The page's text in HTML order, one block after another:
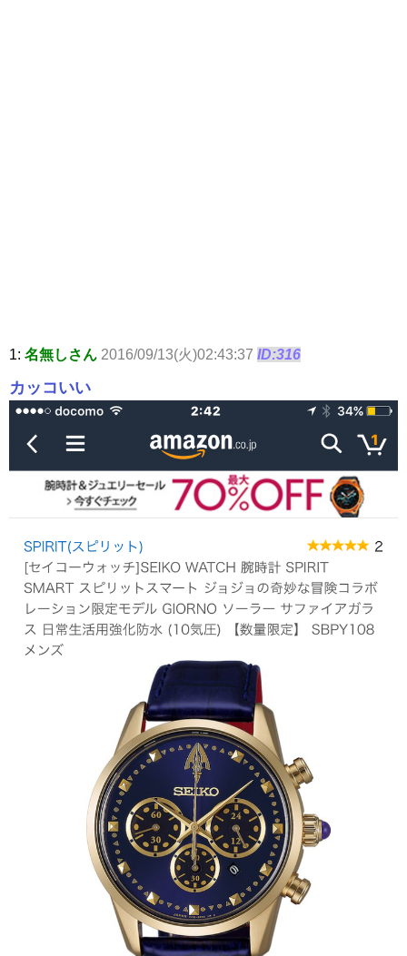
1: 名無しさん 2016/09/13(火)02:43:37 ID:316
カッコいい